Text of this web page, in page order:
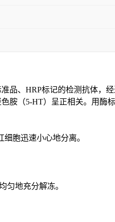
品、HRP标记的检测抗体，
胺（5-HT） 呈正相关。用酶
胞迅速小心地分离。
匀地充分解冻。